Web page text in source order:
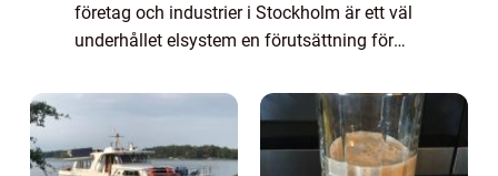
företag och industrier i Stockholm är ett väl
underhållet elsystem en förutsättning för
energikostnader. Med planerad service,